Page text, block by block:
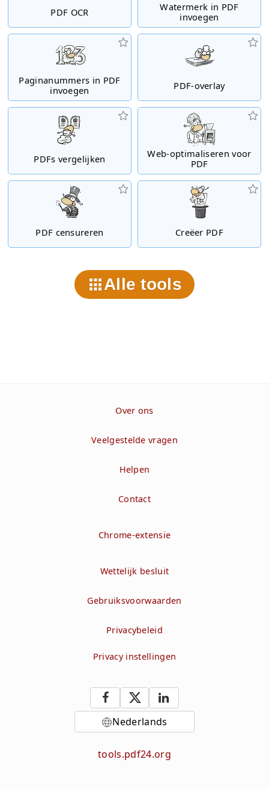
PDF OCR
Watermerk in PDF
invoegen
Paginanummers in PDF
invoegen
PDF-overlay
PDFs vergelijken
Web-optimaliseren voor
PDF
PDF censureren Creëer PDF
Alle tools
Over ons
Veelgestelde vragen
Helpen
Contact
Chrome-extensie
Wettelijk besluit
Gebruiksvoorwaarden
Privacybeleid
Privacy instellingen
Nederlands
tools.pdf24.org